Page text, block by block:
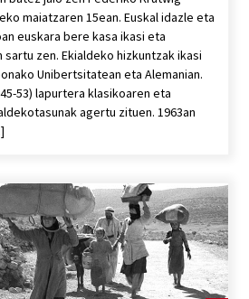
maiatzaren 15ean. Euskal idazle eta
euskara bere kasa ikasi eta
sartu zen. Ekialdeko hizkuntzak ikasi
Unibertsitatean eta Alemanian.
53) lapurtera klasikoaren eta
agertu zituen. 1963an